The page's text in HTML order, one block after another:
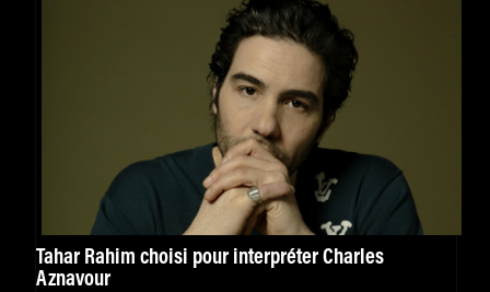
Tahar Rahim choisi pour interpréter Charles
Aznavour